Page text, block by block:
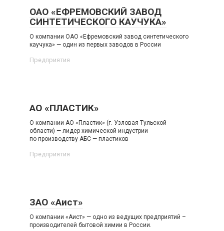
ОАО «ЕФРЕМОВСКИЙ ЗАВОД
СИНТЕТИЧЕСКОГО КАУЧУКА»
О компании ОАО «Ефремовский завод синтетического
каучука» — один из первых заводов в России
Предприятия
АО «ПЛАСТИК»
О компании АО «Пластик» (г. Узловая Тульской
области) — лидер химической индустрии
по производству АБС — пластиков
Предприятия
ЗАО «Аист»
О компании «Аист» — одно из ведущих предприятий –
производителей бытовой химии в России.